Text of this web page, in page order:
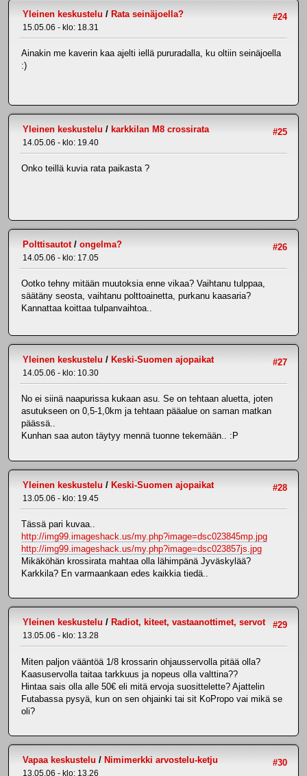
#24
Yleinen keskustelu / Rata seinäjoella?
15.05.06 - klo: 18.31
Ainakin me kaverin kaa ajelti iellä pururadalla, ku oltiin seinäjoella
:)
#25
Yleinen keskustelu / karkkilan M8 crossirata
14.05.06 - klo: 19.40
Onko teillä kuvia rata paikasta ?
#26
Polttisautot/ ongelma?
14.05.06 - klo: 17.05
Ootko tehny mitään muutoksia enne vikaa? Vaihtanu tulppaa,
säätäny seosta, vaihtanu polttoainetta, purkanu kaasaria?
Kannattaa koittaa tulpanvaihtoa..
#27
Yleinen keskustelu / Keski-Suomen ajopaikat
14.05.06 - klo: 10.30
No ei siinä naapurissa kukaan asu. Se on tehtaan aluetta, joten
asutukseen on 0,5-1,0km ja tehtaan pääalue on saman matkan
päässä..
Kunhan saa auton täytyy mennä tuonne tekemään.. :P
#28
Yleinen keskustelu / Keski-Suomen ajopaikat
13.05.06 - klo: 19.45
Tässä pari kuvaa..
http://img99.imageshack.us/my.php?image=dsc023845mp.jpg
http://img99.imageshack.us/my.php?image=dsc023857js.jpg
Mikäköhän krossirata mahtaa olla lähimpänä Jyväskylää?
Karkkila? En varmaankaan edes kaikkia tiedä..
#29
Yleinen keskustelu / Radiot, kiteet, vastaanottimet, servot
13.05.06 - klo: 13.28
Miten paljon vääntöä 1/8 krossarin ohjausservolla pitää olla?
Kaasuservolla taitaa tarkkuus ja nopeus olla valttina??
Hintaa sais olla alle 50€ eli mitä ervoja suosittelette? Ajattelin
Futabassa pysyä, kun on sen ohjainki tai sit KoPropo vai mikä se
oli?
#30
Vapaa keskustelu / Nimimerkki arvostelu-ketju
13.05.06 - klo: 13.26